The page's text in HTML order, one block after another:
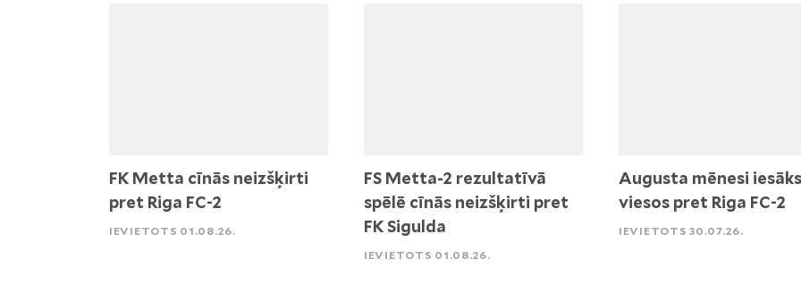
FK Metta cīnās neizšķirti
pret Riga FC-2
IEVIETOTS 01.08.26.
FS Metta-2 rezultatīvā
spēlē cīnās neizšķirti pret
FK Sigulda
IEVIETOTS 01.08.26.
Augusta mēnesi
viesos pret Riga FC-2
IEVIETOTS 30.07.26.